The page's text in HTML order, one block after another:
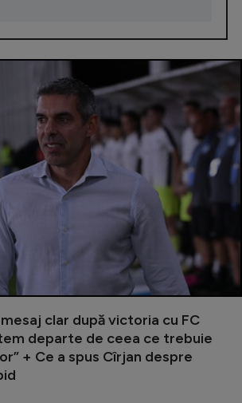
clar după victoria cu FC
departe de ceea ce trebuie
+ Ce a spus Cîrjan despre